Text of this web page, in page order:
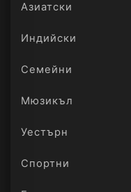
Азиатски
Индийски
Семейни
Мюзикъл
Уестърн
Спортни